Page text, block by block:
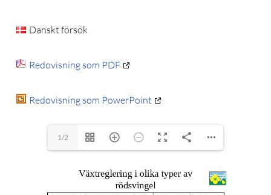
Danskt försök
Redovisning som PDF
Redovisning som PowerPoint
1/2